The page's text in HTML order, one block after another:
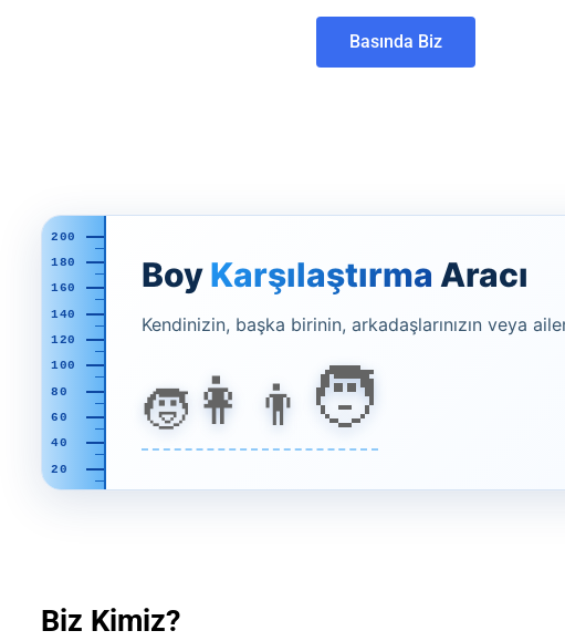
Basında Biz
200
180
160
140
120
100
80
60
40
20
BoyKarşılaştırma Aracı
Kendinizin, başka birinin, arkadaşlarınızın veya
🧒 👩 👨 🧑
Biz Kimiz?